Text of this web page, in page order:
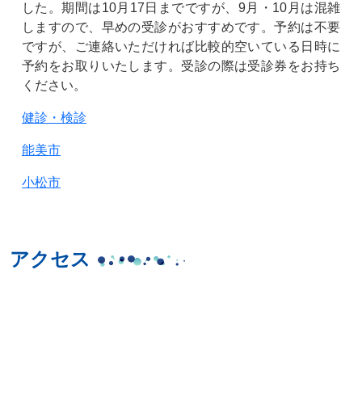
した。期間は10月17日までですが、9月・10月は混雑
しますので、早めの受診がおすすめです。予約は不要
ですが、ご連絡いただければ比較的空いている日時に
予約をお取りいたします。受診の際は受診券をお持ち
ください。
健診・検診
能美市
小松市
アクセス